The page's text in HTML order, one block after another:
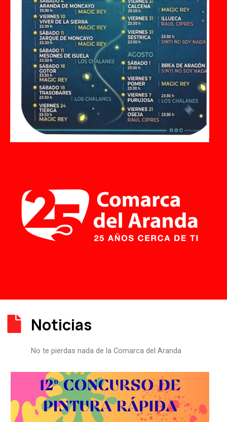
Noticias
No te pierdas nada de la Comarca del Aranda
P
á
g
i
P
á
g
i
P
á
g
i
P
á
g
i
P
á
g
i